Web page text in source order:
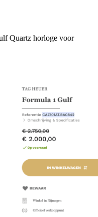
Quartz horloge voor